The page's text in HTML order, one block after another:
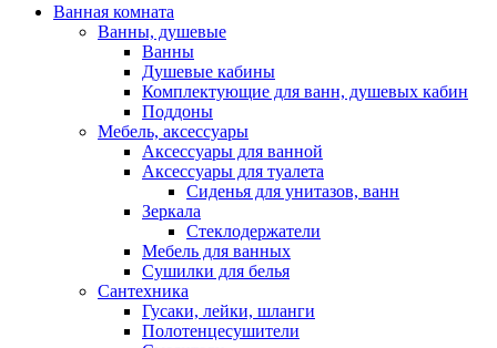
Ванная комната
Ванны, душевые
Ванны
Душевые кабины
Комплектующие для ванн, душевых кабин
Поддоны
Мебель, аксессуары
Аксессуары для ванной
Аксессуары для туалета
Сиденья для унитазов, ванн
Зеркала
Стеклодержатели
Мебель для ванных
Сушилки для белья
Сантехника
Гусаки, лейки, шланги
Полотенцесушители